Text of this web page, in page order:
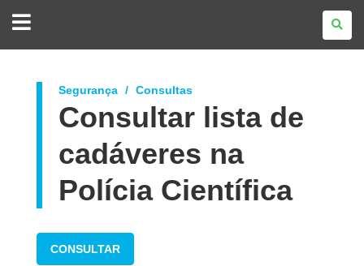
DO
Segurança Consultas
Consultar lista de
cadáveres na
Polícia Científica
CONSULTAR